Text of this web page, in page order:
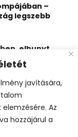
javítására,
Az
hozzájárul a
–
legszebb
elhunyt
– videóval